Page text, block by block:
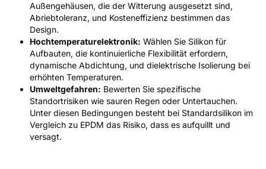
Außengehäusen, die der Witterung ausgesetzt sind,
Abriebtoleranz, und Kosteneffizienz bestimmen das
Design.
Hochtemperaturelektronik: Wählen Sie Silikon für
Aufbauten, die kontinuierliche Flexibilität erfordern,
dynamische Abdichtung, und dielektrische Isolierung bei
erhöhten Temperaturen.
Umweltgefahren: Bewerten Sie spezifische
Standortrisiken wie sauren Regen oder Untertauchen.
Unter diesen Bedingungen besteht bei Standardsilikon im
Vergleich zu EPDM das Risiko, dass es aufquillt und
versagt.